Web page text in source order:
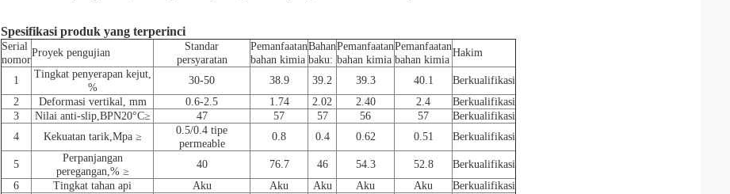
Spesifikasi produk yang terperinci
Serial
nomor
Proyek pengujian
Standar
persyaratan
Pemanfaatan
bahan kimia
Bahan
baku:
Pemanfaatan
bahan kimia
Pemanfaatan
bahan kimia
Hakim
1
Tingkat penyerapan kejut,
%
30-50 38.9 39.2 39.3 40.1
Berkualifikasi
2
Deformasi vertikal, mm 0.6-2.5 1.74 2.02 2.40 2.4
Berkualifikasi
3
Nilai anti-slip,BPN20°C≥ 47 57 57 56 57
Berkualifikasi
4
Kekuatan tarik,Mpa ≥
0.5/0.4 tipe
permeable
0.8 0.4 0.62 0.51 Berkualifikasi
5
Perpanjangan
peregangan,% ≥
40 76.7 46 54.3 52.8
Berkualifikasi
6
Tingkat tahan api Aku Aku Aku Aku Aku
Berkualifikasi